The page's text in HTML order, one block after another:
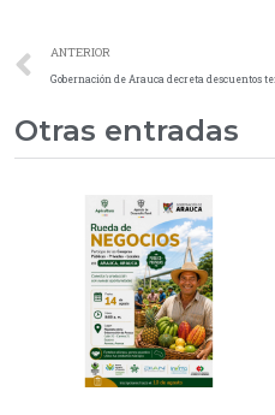
ANTERIOR
Otras entradas